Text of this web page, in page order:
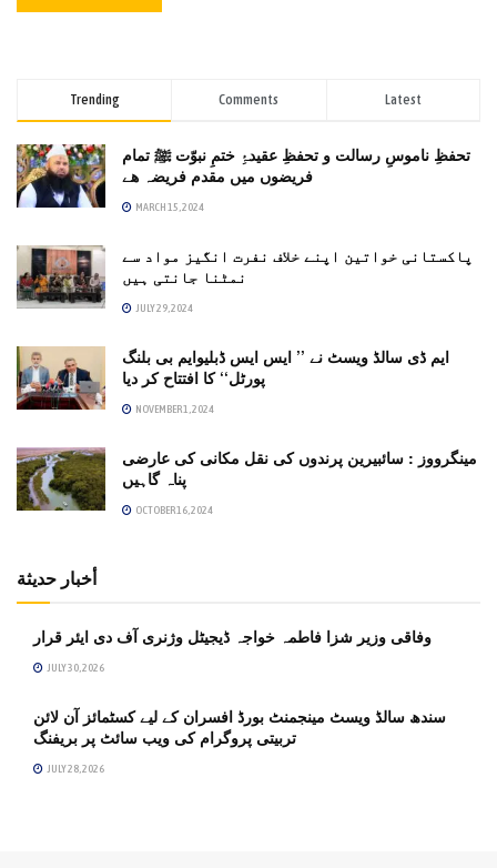
Trending Comments Latest
تحفظِ ناموسِ رسالت و تحفظِ عقیدۂِ ختمِ نبوّت ﷺ تمام
فریضوں میں مقدم فریضہ ھے
MARCH 15, 2024
پاکستانی خواتین اپنے خلاف نفرت انگیز مواد سے
نمٹنا جانتی ہیں
JULY 29, 2024
ایم ڈی سالڈ ویسٹ نے ’’ ایس ایس ڈبلیوایم بی بلنگ
پورٹل‘‘ کا افتتاح کر دیا
NOVEMBER 1, 2024
مینگرووز : سائبیرین پرندوں کی نقل مکانی کی عارضی
پناہ گاہیں
OCTOBER 16, 2024
أخبار حديثة
وفاقی وزیر شزا فاطمہ خواجہ ڈیجیٹل وژنری آف دی ایئر قرار
JULY 30, 2026
سندھ سالڈ ویسٹ مینجمنٹ بورڈ افسران کے لیے کسٹمائز آن لائن
تربیتی پروگرام کی ویب سائٹ پر بریفنگ
JULY 28, 2026